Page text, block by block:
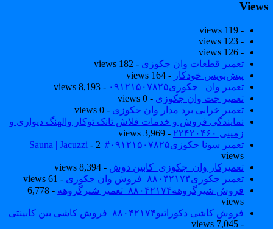
- 119 views
- 123 views
- 126 views
تعمیر قطعات وان جکوزی - 182 views
پیش‌نویس خودکار- 164 views
تعمیر وان _جکوزی۰۹۱۲۱۵۰۷۸۲۵
- 8,193 views
تعمیر جت وان جکوزی - 0 views
تعمیر خرابی برد مدار وان جکوزی - 0 views
نمایندگی فروش و خدمات فلاش تانک توکار والهنگ دیواری و
زمینی ۲۲۴۲۰۴۶۰
- 3,969 views
تعمیر سونا جکوزی۰۹۱۲۱۵۰۷۸۲۵#| Sauna | Jacuzzi
- 2
views
تعمیرکار وان_جکوزی_کابین دوش- 8,394 views
تعمیر جکوزی۸۸۰۴۲۱۷۴_فروش وان جکوزی
- 61 views
فروش شیرگروهه۸۸۰۴۲۱۷۴_تعمیر شیرگروهه
- 6,778
views
فروش کاشی دکوراتیو۸۸۰۴۲۱۷۴_فروش کاشی بین کابینتی